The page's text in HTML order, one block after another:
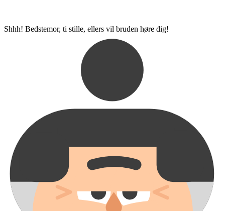
Shhh! Bedstemor, ti stille, ellers vil bruden høre dig!